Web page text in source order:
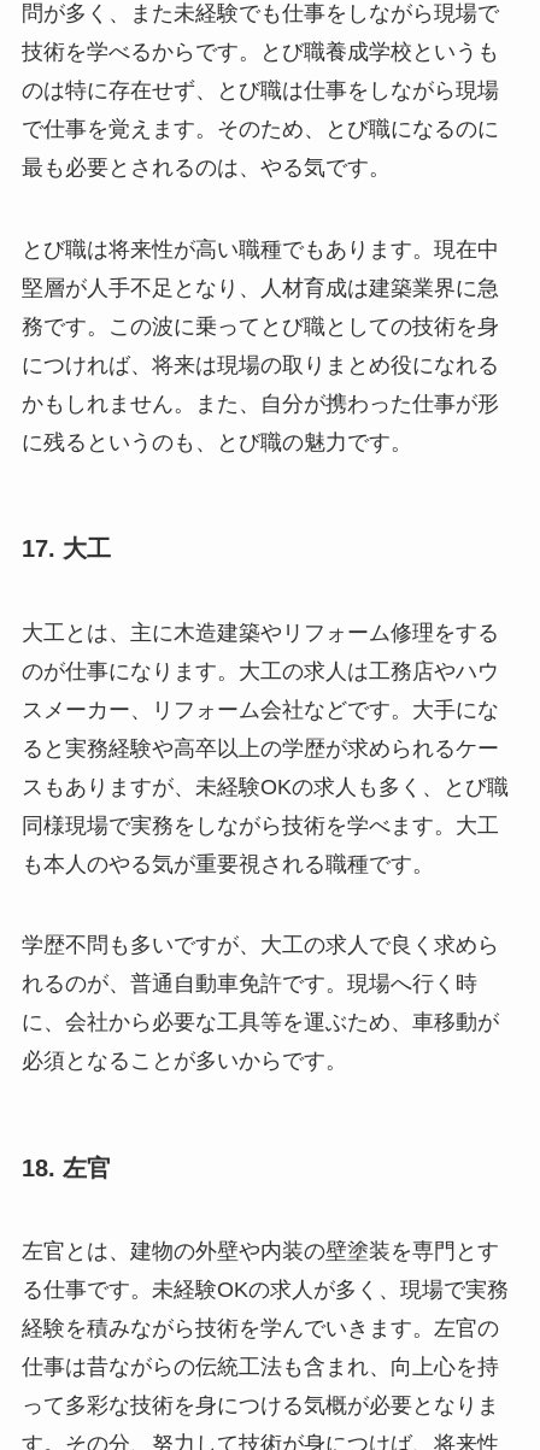
問が多く、また未経験でも仕事をしながら現場で
技術を学べるからです。とび職養成学校というも
のは特に存在せず、とび職は仕事をしながら現場
で仕事を覚えます。そのため、とび職になるのに
最も必要とされるのは、やる気です。
とび職は将来性が高い職種でもあります。現在中
堅層が人手不足となり、人材育成は建築業界に急
務です。この波に乗ってとび職としての技術を身
につければ、将来は現場の取りまとめ役になれる
かもしれません。また、自分が携わった仕事が形
に残るというのも、とび職の魅力です。
17. 大工
大工とは、主に木造建築やリフォーム修理をする
のが仕事になります。大工の求人は工務店やハウ
スメーカー、リフォーム会社などです。大手にな
ると実務経験や高卒以上の学歴が求められるケー
スもありますが、未経験OKの求人も多く、とび職
同様現場で実務をしながら技術を学べます。大工
も本人のやる気が重要視される職種です。
学歴不問も多いですが、大工の求人で良く求めら
れるのが、普通自動車免許です。現場へ行く時
に、会社から必要な工具等を運ぶため、車移動が
必須となることが多いからです。
18. 左官
左官とは、建物の外壁や内装の壁塗装を専門とす
る仕事です。未経験OKの求人が多く、現場で実務
経験を積みながら技術を学んでいきます。左官の
仕事は昔ながらの伝統工法も含まれ、向上心を持
って多彩な技術を身につける気概が必要となりま
す。その分、努力して技術が身につけば、将来性